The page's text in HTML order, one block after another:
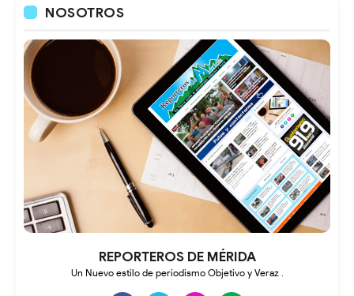
NOSOTROS
REPORTEROS DE MÉRIDA
Un Nuevo estilo de periodismo Objetivo y Veraz .